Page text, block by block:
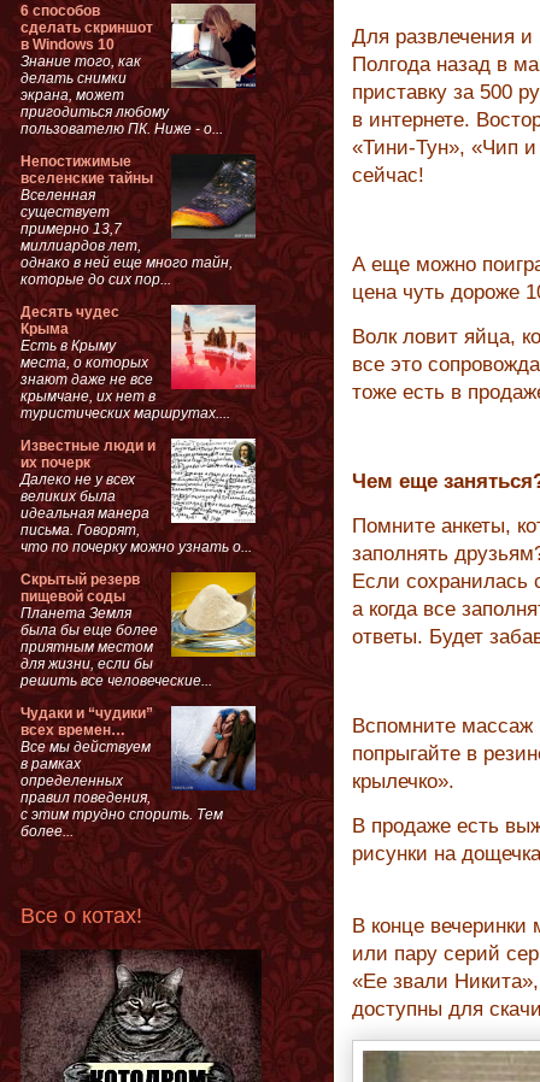
Для развлечения
Полгода назад в
приставку за 500
в интернете.
«Тини-Тун», «Чип
сейчас!
А еще можно
цена чуть дороже
Волк ловит яйца,
все это
тоже есть в
Чем еще
Помните анкеты,
заполнять
Если сохранилась
а когда все
ответы. Будет
Вспомните
попрыгайте в
крылечко».
В продаже есть
рисунки на
В конце
или пару серий
«Ее звали
доступны для
6 способов
сделать скриншот
в Windows 10
Знание того, как
делать снимки
экрана, может
пригодиться любому
пользователю ПК. Ниже - о...
Непостижимые
вселенские тайны
Вселенная
существует
примерно 13,7
миллиардов лет,
однако в ней еще много тайн,
которые до сих пор...
Десять чудес
Крыма
Есть в Крыму
места, о которых
знают даже не все
крымчане, их нет в
туристических маршрутах....
Известные люди и
их почерк
Далеко не у всех
великих была
идеальная манера
письма. Говорят,
что по почерку можно узнать о...
Скрытый резерв
пищевой соды
Планета Земля
была бы еще более
приятным местом
для жизни, если бы
решить все человеческие...
Чудаки и “чудики”
всех времен…
Все мы действуем
в рамках
определенных
правил поведения,
с этим трудно спорить. Тем
более...
Все о котах!